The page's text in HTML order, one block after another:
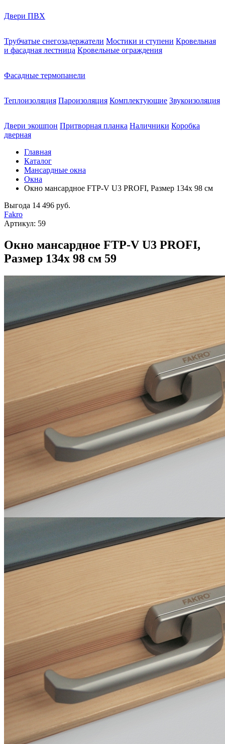
Двери ПВХ
Трубчатые снегозадержатели Мостики и ступени Кровельная
и фасадная лестница Кровельные ограждения
Фасадные термопанели
Теплоизоляция Пароизоляция Комплектующие Звукоизоляция
Двери экошпон Притворная планка Наличники Коробка
дверная
Главная
Каталог
Мансардные окна
Окна
Окно мансардное FTP-V U3 PROFI, Размер 134х 98 см
Выгода 14 496 руб.
Fakro
Артикул: 59
Окно мансардное FTP-V U3 PROFI,
Размер 134х 98 см 59